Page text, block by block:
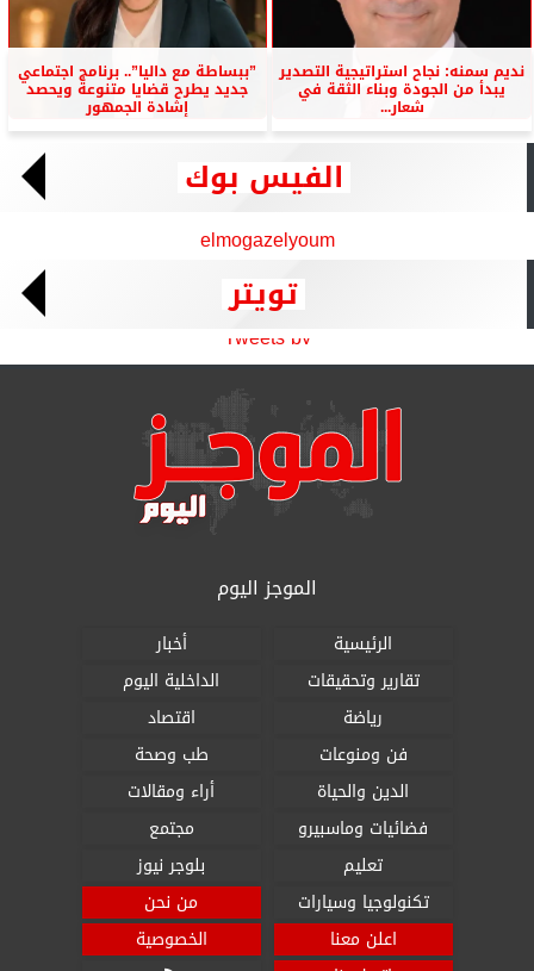
نديم سمنه: نجاح استراتيجية التصدير
يبدأ من الجودة وبناء الثقة في
شعار...
”ببساطة مع داليا”.. برنامج اجتماعي
جديد يطرح قضايا متنوعة ويحصد
إشادة الجمهور
الفيس بوك
elmogazelyoum
تويتر
Tweets by
الموجز اليوم
الرئيسية
أخبار
تقارير وتحقيقات
الداخلية اليوم
رياضة
اقتصاد
فن ومنوعات
طب وصحة
الدين والحياة
أراء ومقالات
فضائيات وماسبيرو
مجتمع
تعليم
بلوجر نيوز
تكنولوجيا وسيارات
من نحن
اعلن معنا
الخصوصية